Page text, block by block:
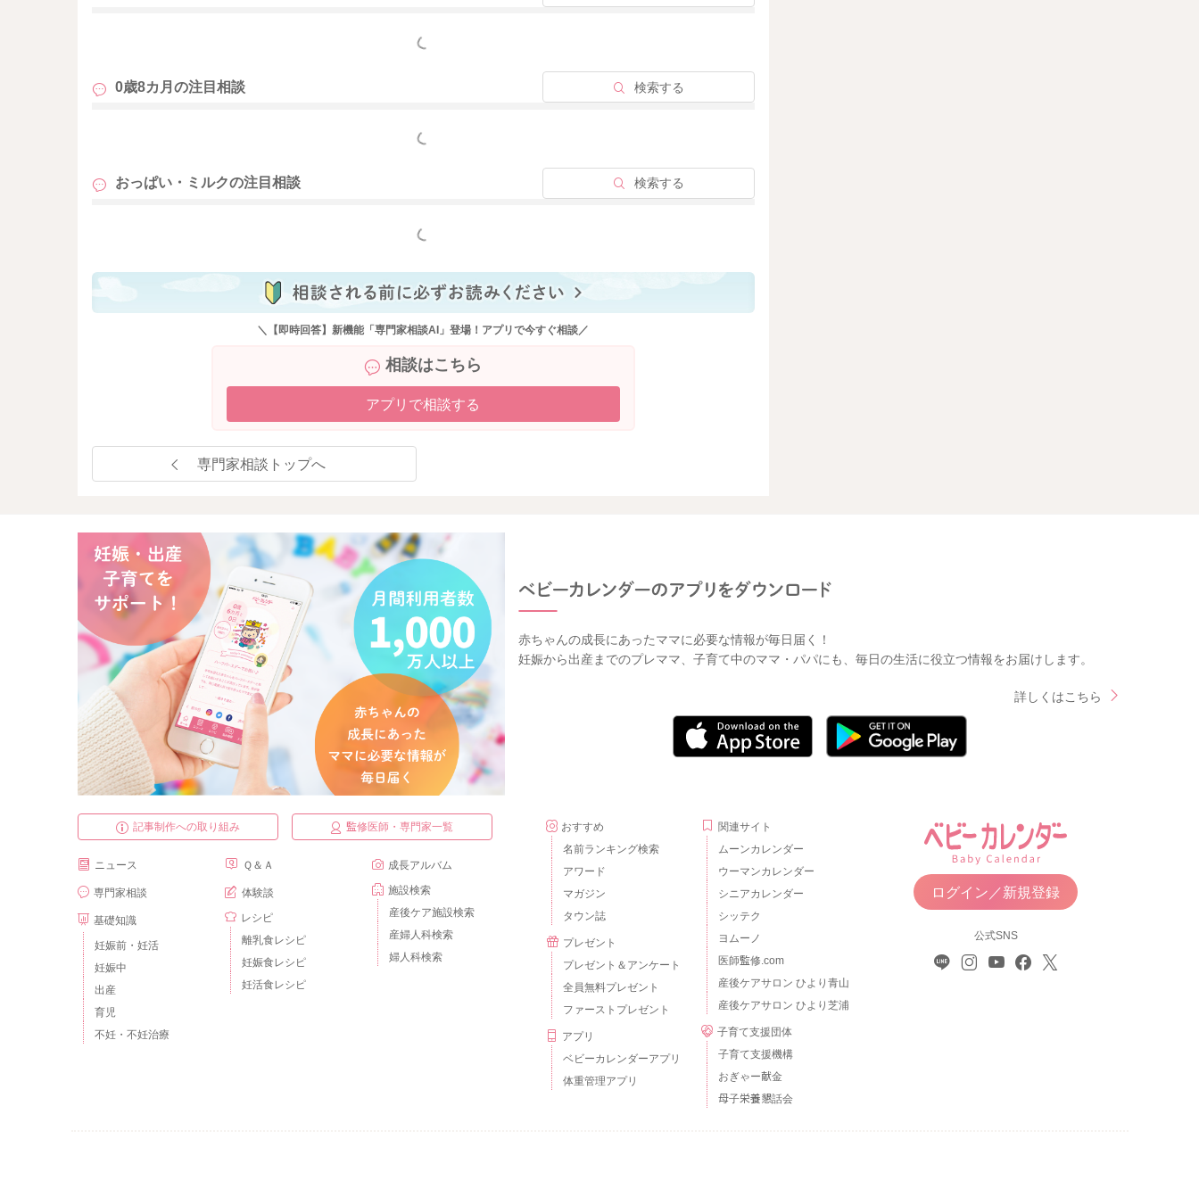
もっと見る
0歳8カ月の注目相談 検索する
もっと見る
おっぱい・ミルクの注目相談 検索する
もっと見る
＼【即時回答】新機能「専門家相談AI」登場！アプリで今すぐ相談／
相談はこちら
アプリで相談する
専門家相談トップへ
赤ちゃんの成長にあったママに必要な情報が毎日届く！
妊娠から出産までのプレママ、子育て中のママ・パパにも、毎日の生活に役立つ情報をお届けします。
詳しくはこちら
記事制作への取り組み 監修医師・専門家一覧
ニュース
専門家相談
基礎知識
妊娠前・妊活
妊娠中
出産
育児
不妊・不妊治療
Ｑ＆Ａ
体験談
レシピ
離乳食レシピ
妊娠食レシピ
妊活食レシピ
成長アルバム
施設検索
産後ケア施設検索
産婦人科検索
婦人科検索
おすすめ
名前ランキング検索
アワード
マガジン
タウン誌
プレゼント
プレゼント＆アンケート
全員無料プレゼント
ファーストプレゼント
アプリ
ベビーカレンダーアプリ
体重管理アプリ
関連サイト
ムーンカレンダー
ウーマンカレンダー
シニアカレンダー
シッテク
ヨムーノ
医師監修.com
産後ケアサロン ひより青山
産後ケアサロン ひより芝浦
子育て支援団体
子育て支援機構
おぎゃー献金
母子栄養懇話会
ログイン／新規登録
公式SNS